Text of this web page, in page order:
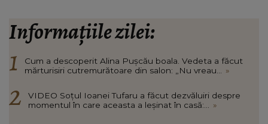
Informațiile zilei:
Cum a descoperit Alina Pușcău boala. Vedeta a făcut
mărturisiri cutremurătoare din salon: „Nu vreau...
»
VIDEO Soțul Ioanei Tufaru a făcut dezvăluiri despre
momentul în care aceasta a leșinat în casă:...
»